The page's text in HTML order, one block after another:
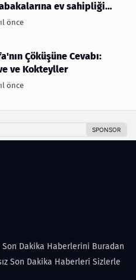
ev sahipliği
önce
Çöküşüne Cevabı:
ve Kokteyller
önce
Dakika Haberlerini Buradan
Son Dakika Haberleri Sizlerle